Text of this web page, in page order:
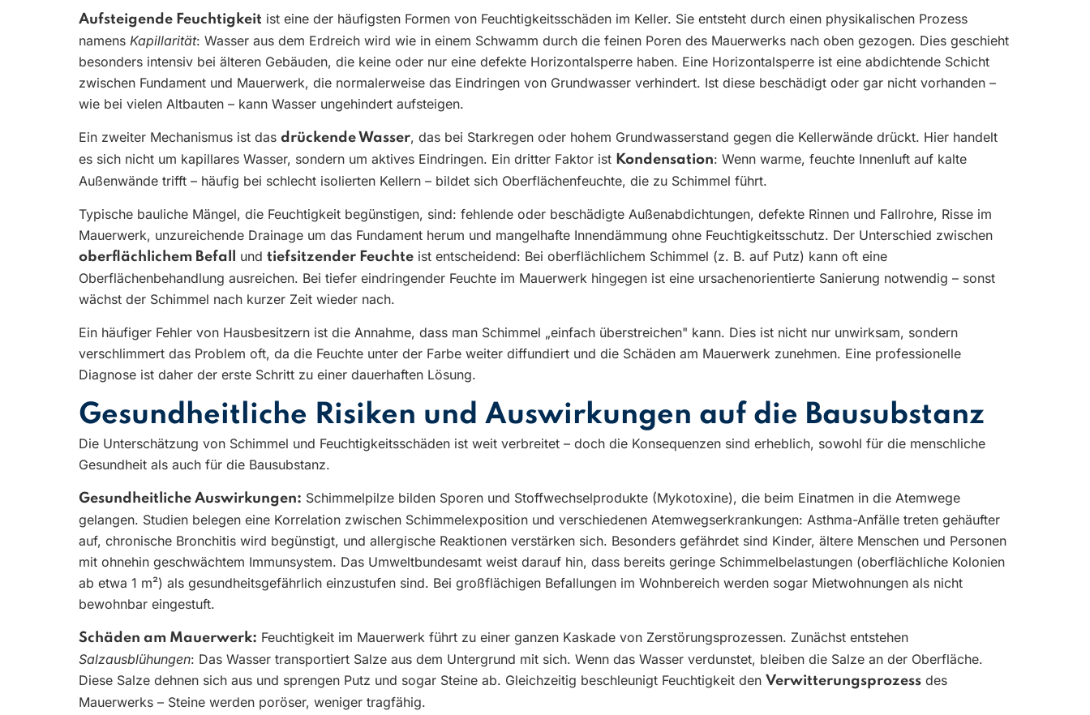
Aufsteigende Feuchtigkeit ist eine der häufigsten Formen von Feuchtigkeitsschäden im Keller. Sie entsteht durch einen physikalischen Prozess
namens Kapillarität: Wasser aus dem Erdreich wird wie in einem Schwamm durch die feinen Poren des Mauerwerks nach oben gezogen. Dies geschieht
besonders intensiv bei älteren Gebäuden, die keine oder nur eine defekte Horizontalsperre haben. Eine Horizontalsperre ist eine abdichtende Schicht
zwischen Fundament und Mauerwerk, die normalerweise das Eindringen von Grundwasser verhindert. Ist diese beschädigt oder gar nicht vorhanden –
wie bei vielen Altbauten – kann Wasser ungehindert aufsteigen.
Ein zweiter Mechanismus ist das drückende Wasser, das bei Starkregen oder hohem Grundwasserstand gegen die Kellerwände drückt. Hier handelt
es sich nicht um kapillares Wasser, sondern um aktives Eindringen. Ein dritter Faktor ist Kondensation: Wenn warme, feuchte Innenluft auf kalte
Außenwände trifft – häufig bei schlecht isolierten Kellern – bildet sich Oberflächenfeuchte, die zu Schimmel führt.
Typische bauliche Mängel, die Feuchtigkeit begünstigen, sind: fehlende oder beschädigte Außenabdichtungen, defekte Rinnen und Fallrohre, Risse im
Mauerwerk, unzureichende Drainage um das Fundament herum und mangelhafte Innendämmung ohne Feuchtigkeitsschutz. Der Unterschied zwischen
oberflächlichem Befall und tiefsitzender Feuchte ist entscheidend: Bei oberflächlichem Schimmel (z. B. auf Putz) kann oft eine
Oberflächenbehandlung ausreichen. Bei tiefer eindringender Feuchte im Mauerwerk hingegen ist eine ursachenorientierte Sanierung notwendig – sonst
wächst der Schimmel nach kurzer Zeit wieder nach.
Ein häufiger Fehler von Hausbesitzern ist die Annahme, dass man Schimmel „einfach überstreichen" kann. Dies ist nicht nur unwirksam, sondern
verschlimmert das Problem oft, da die Feuchte unter der Farbe weiter diffundiert und die Schäden am Mauerwerk zunehmen. Eine professionelle
Diagnose ist daher der erste Schritt zu einer dauerhaften Lösung.
Gesundheitliche Risiken und Auswirkungen auf die Bausubstanz
Die Unterschätzung von Schimmel und Feuchtigkeitsschäden ist weit verbreitet – doch die Konsequenzen sind erheblich, sowohl für die menschliche
Gesundheit als auch für die Bausubstanz.
Gesundheitliche Auswirkungen: Schimmelpilze bilden Sporen und Stoffwechselprodukte (Mykotoxine), die beim Einatmen in die Atemwege
gelangen. Studien belegen eine Korrelation zwischen Schimmelexposition und verschiedenen Atemwegserkrankungen: Asthma-Anfälle treten gehäufter
auf, chronische Bronchitis wird begünstigt, und allergische Reaktionen verstärken sich. Besonders gefährdet sind Kinder, ältere Menschen und Personen
mit ohnehin geschwächtem Immunsystem. Das Umweltbundesamt weist darauf hin, dass bereits geringe Schimmelbelastungen (oberflächliche Kolonien
ab etwa 1 m²) als gesundheitsgefährlich einzustufen sind. Bei großflächigen Befallungen im Wohnbereich werden sogar Mietwohnungen als nicht
bewohnbar eingestuft.
Schäden am Mauerwerk: Feuchtigkeit im Mauerwerk führt zu einer ganzen Kaskade von Zerstörungsprozessen. Zunächst entstehen
Salzausblühungen: Das Wasser transportiert Salze aus dem Untergrund mit sich. Wenn das Wasser verdunstet, bleiben die Salze an der Oberfläche.
Diese Salze dehnen sich aus und sprengen Putz und sogar Steine ab. Gleichzeitig beschleunigt Feuchtigkeit den Verwitterungsprozess des
Mauerwerks – Steine werden poröser, weniger tragfähig.